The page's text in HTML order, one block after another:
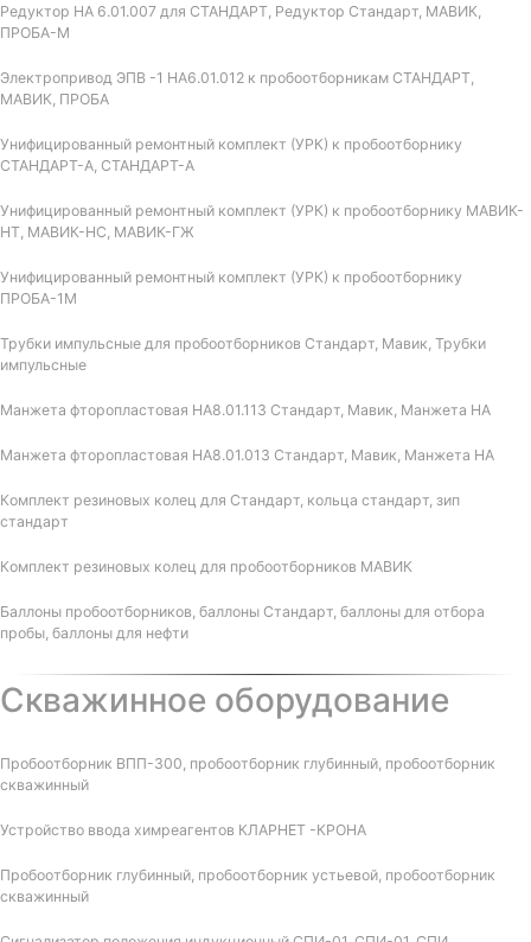
Редуктор НА 6.01.007 для СТАНДАРТ, Редуктор Стандарт, МАВИК,
ПРОБА-М
Электропривод ЭПВ -1 НА6.01.012 к пробоотборникам СТАНДАРТ,
МАВИК, ПРОБА
Унифицированный ремонтный комплект (УРК) к пробоотборнику
СТАНДАРТ-А, СТАНДАРТ-А
Унифицированный ремонтный комплект (УРК) к пробоотборнику МАВИК-
НТ, МАВИК-НС, МАВИК-ГЖ
Унифицированный ремонтный комплект (УРК) к пробоотборнику
ПРОБА-1М
Трубки импульсные для пробоотборников Стандарт, Мавик, Трубки
импульсные
Манжета фторопластовая НА8.01.113 Стандарт, Мавик, Манжета НА
Манжета фторопластовая НА8.01.013 Стандарт, Мавик, Манжета НА
Комплект резиновых колец для Стандарт, кольца стандарт, зип
стандарт
Комплект резиновых колец для пробоотборников МАВИК
Баллоны пробоотборников, баллоны Стандарт, баллоны для отбора
пробы, баллоны для нефти
Скважинное оборудование
Пробоотборник ВПП-300, пробоотборник глубинный, пробоотборник
скважинный
Устройство ввода химреагентов КЛАРНЕТ -КРОНА
Пробоотборник глубинный, пробоотборник устьевой, пробоотборник
скважинный